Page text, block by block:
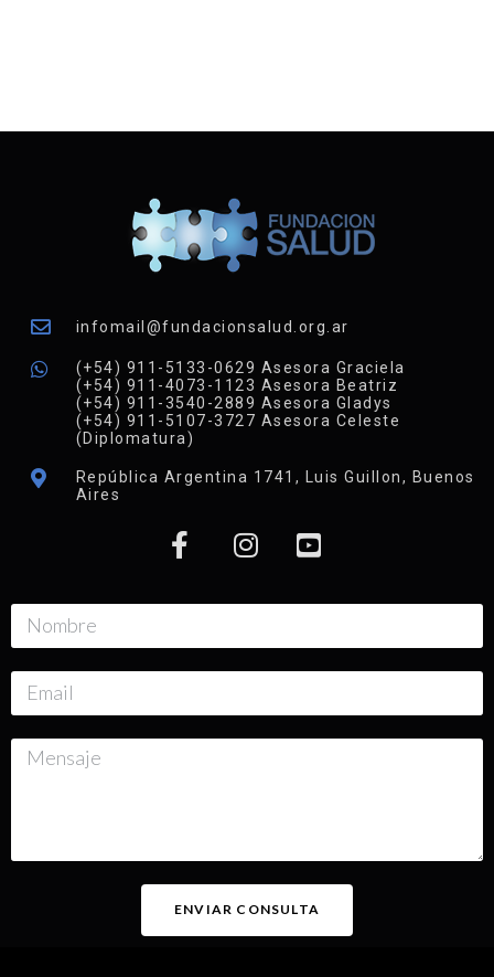
infomail@fundacionsalud.org.ar
(+54) 911-5133-0629 Asesora Graciela
(+54) 911-4073-1123 Asesora Beatriz
(+54) 911-3540-2889 Asesora Gladys
(+54) 911-5107-3727 Asesora Celeste
(Diplomatura)
República Argentina 1741, Luis Guillon, Buenos
Aires
ENVIAR CONSULTA